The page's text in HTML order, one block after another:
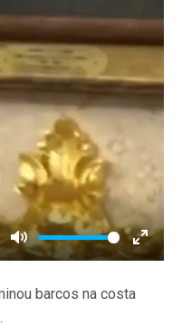
Mute
Enter
barcos na costa